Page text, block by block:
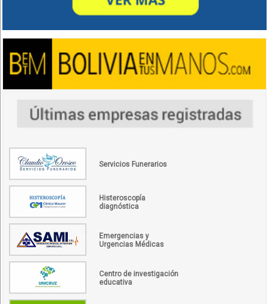
Servicios Funerarios
Histeroscopía
diagnóstica
Emergencias y
Urgencias Médicas
Centro de investigación
educativa